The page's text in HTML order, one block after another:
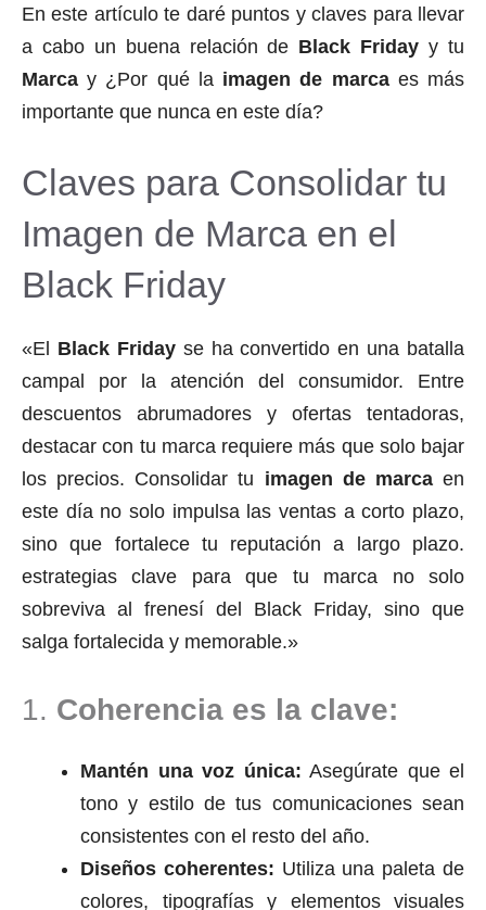
En este artículo te daré puntos y claves para llevar
a cabo un buena relación de Black Friday y tu
Marca y ¿Por qué la imagen de marcaes más
importante que nunca en este día?
Claves para Consolidar tu
Imagen de Marca en el
Black Friday
«El Black Fridayse ha convertido en una batalla
campal por la atención del consumidor. Entre
descuentos abrumadores y ofertas tentadoras,
destacar con tu marca requiere más que solo bajar
los precios. Consolidar tu imagen de marcaen
este día no solo impulsa las ventas a corto plazo,
sino que fortalece tu reputación a largo plazo.
estrategias clave para que tu marca no solo
sobreviva al frenesí del Black Friday, sino que
salga fortalecida y memorable.»
1. Coherencia es la clave:
Mantén una voz única: Asegúrate que el
tono y estilo de tus comunicaciones sean
consistentes con el resto del año.
Diseños coherentes: Utiliza una paleta de
colores, tipografías y elementos visuales